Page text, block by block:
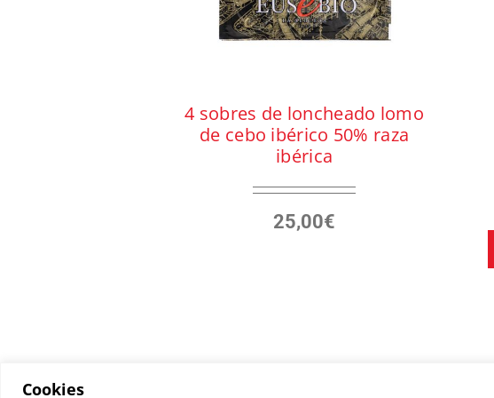
Cookies
4 sobres de loncheado lomo
de cebo ibérico 50% raza
ibérica
25,00€